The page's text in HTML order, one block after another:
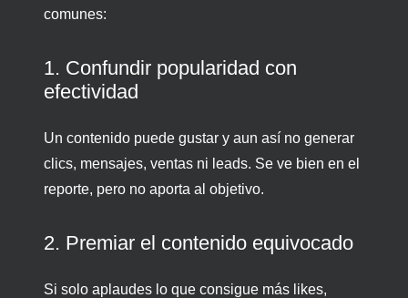
comunes:
1. Confundir popularidad con
efectividad
Un contenido puede gustar y aun así no generar
clics, mensajes, ventas ni leads. Se ve bien en el
reporte, pero no aporta al objetivo.
2. Premiar el contenido equivocado
Si solo aplaudes lo que consigue más likes,